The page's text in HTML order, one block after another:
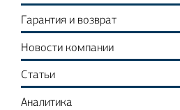
Гарантия и возврат
Новости компании
Статьи
Аналитика